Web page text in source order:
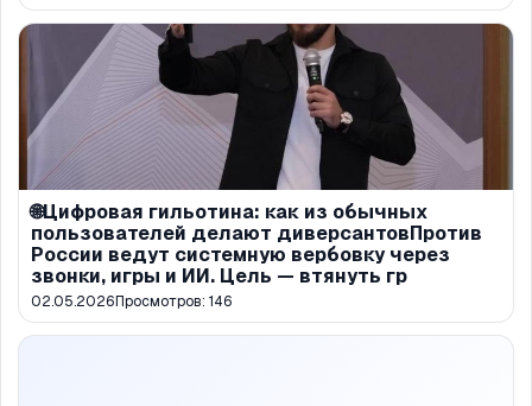
🌐Цифровая гильотина: как из обычных
пользователей делают диверсантовПротив
России ведут системную вербовку через
звонки, игры и ИИ. Цель — втянуть гр
02.05.2026Просмотров: 146